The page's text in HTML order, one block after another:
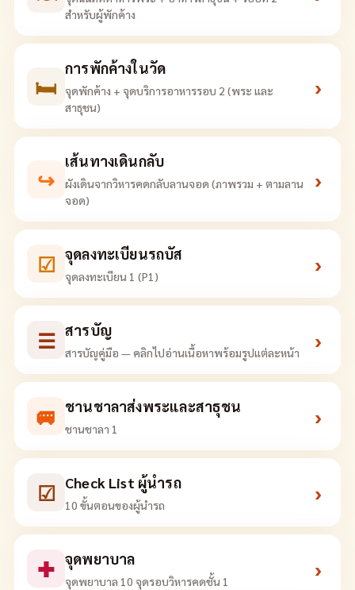
สำหรับผู้พักค้าง
🛏
การพักค้างในวัด
จุดพักค้าง + จุดบริการอาหารรอบ 2 (พระ และ
สาธุชน)
›
↪
เส้นทางเดินกลับ
ผังเดินจากวิหารคดกลับลานจอด (ภาพรวม + ตามลาน
จอด)
›
☑ จุดลงทะเบียนรถบัส
จุดลงทะเบียน 1 (P1) ›
☰ สารบัญ
สารบัญคู่มือ — คลิกไปอ่านเนื้อหาพร้อมรูปแต่ละหน้า ›
🚐 ชานชาลาส่งพระและสาธุชน
ชานชาลา 1 ›
☑ Check List ผู้นำรถ
10 ขั้นตอนของผู้นำรถ ›
✚ จุดพยาบาล
จุดพยาบาล 10 จุดรอบวิหารคดชั้น 1 ›